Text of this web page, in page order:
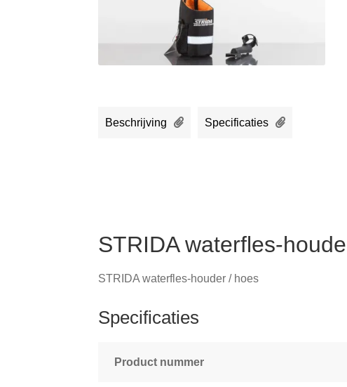
Beschrijving Specificaties
STRIDA waterfles-
STRIDA waterfles-houder / hoes
Specificaties
Product nummer